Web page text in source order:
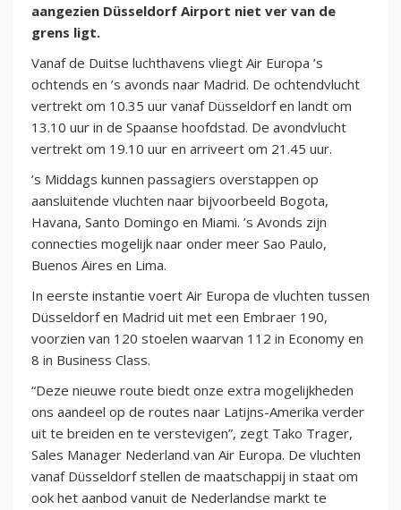
aangezien Düsseldorf Airport niet ver van de
grens ligt.
Vanaf de Duitse luchthavens vliegt Air Europa ’s
ochtends en ’s avonds naar Madrid. De ochtendvlucht
vertrekt om 10.35 uur vanaf Düsseldorf en landt om
13.10 uur in de Spaanse hoofdstad. De avondvlucht
vertrekt om 19.10 uur en arriveert om 21.45 uur.
’s Middags kunnen passagiers overstappen op
aansluitende vluchten naar bijvoorbeeld Bogota,
Havana, Santo Domingo en Miami. ’s Avonds zijn
connecties mogelijk naar onder meer Sao Paulo,
Buenos Aires en Lima.
In eerste instantie voert Air Europa de vluchten tussen
Düsseldorf en Madrid uit met een Embraer 190,
voorzien van 120 stoelen waarvan 112 in Economy en
8 in Business Class.
“Deze nieuwe route biedt onze extra mogelijkheden
ons aandeel op de routes naar Latijns-Amerika verder
uit te breiden en te verstevigen”, zegt Tako Trager,
Sales Manager Nederland van Air Europa. De vluchten
vanaf Düsseldorf stellen de maatschappij in staat om
ook het aanbod vanuit de Nederlandse markt te